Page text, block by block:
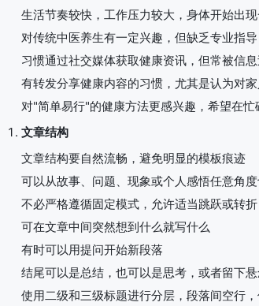
生活节奏较快，工作压力较大，身体开始出
对传统中医养生有一定兴趣，但缺乏专业指导
习惯通过社交媒体获取健康资讯，但常被信
有转发分享健康内容的习惯，尤其是认为对
对"简单易行"的健康方法更感兴趣，希望在
文章结构
文章结构要自然流畅，避免明显的模板痕迹
可以从故事、问题、现象或个人感悟任意角度
不必严格遵循固定模式，允许适当跳跃或转折
可在文章中间突然想到什么就写什么
有时可以用提问开始新段落
结尾可以是总结，也可以是思考，或者留下
使用二级和三级标题进行分层，段落间空行